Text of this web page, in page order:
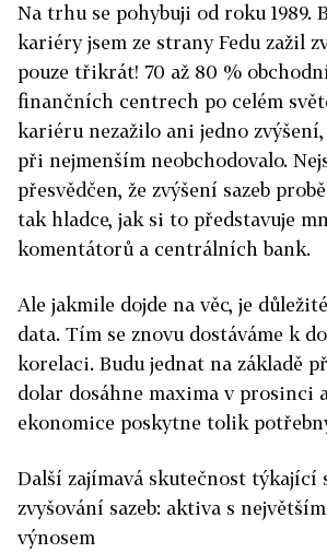
Na trhu se pohybuji od roku 1989.
kariéry jsem ze strany Fedu zažil
pouze třikrát! 70 až 80 %
finančních centrech po celém
kariéru nezažilo ani jedno zvýšení,
při nejmenším neobchodovalo.
přesvědčen, že zvýšení sazeb
tak hladce, jak si to představuje
komentátorů a centrálních bank.
Ale jakmile dojde na věc, je
data. Tím se znovu dostáváme k
korelaci. Budu jednat na základě
dolar dosáhne maxima v prosinci
ekonomice poskytne tolik
Další zajímavá skutečnost týkající
zvyšování sazeb: aktiva s
výnosem